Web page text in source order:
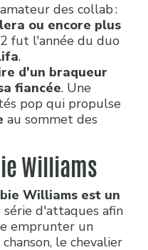
des collab :
ou encore plus
fut l'année du duo
.
d'un braqueur
fiancée. Une
pop qui propulse
au sommet des
Williams
Williams est un
d'attaques afin
emprunter un
le chevalier